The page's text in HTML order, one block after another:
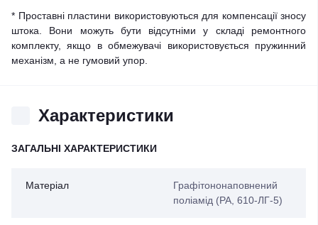
* Проставні пластини використовуються для компенсації зносу
штока. Вони можуть бути відсутніми у складі ремонтного
комплекту, якщо в обмежувачі використовується пружинний
механізм, а не гумовий упор.
Характеристики
ЗАГАЛЬНІ ХАРАКТЕРИСТИКИ
Матеріал
Графітононаповнений
поліамід (PA, 610-ЛГ-5)